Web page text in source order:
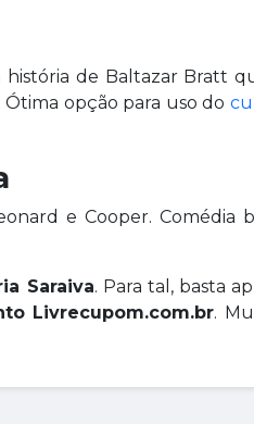
de Baltazar Bratt
opção para uso do
e Cooper. Comédia
Saraiva. Para tal, basta
Livrecupom.com.br.